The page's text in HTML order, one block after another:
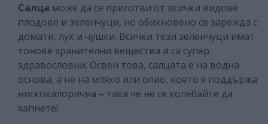
Салца може да се приготви от всички видове
плодове и зеленчуци, но обикновено се зарежда с
домати, лук и чушки. Всички тези зеленчуци имат
тонове хранителни вещества и са супер
здравословни. Освен това, салцата е на водна
основа, а не на мляко или олио, което я поддържа
нискокалорична – така че не се колебайте да
хапнете!